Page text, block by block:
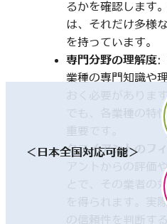
るかを確認します
は、それだけ多様
を持っています。
専門分野の理解度:
業種の専門知識や
おく必要がありま
でも、各業種の特
クライアントのフ
アントからの評価
とで、その業者の
を得られます。実
の信頼性を判断す
＜日本全国対応可能＞